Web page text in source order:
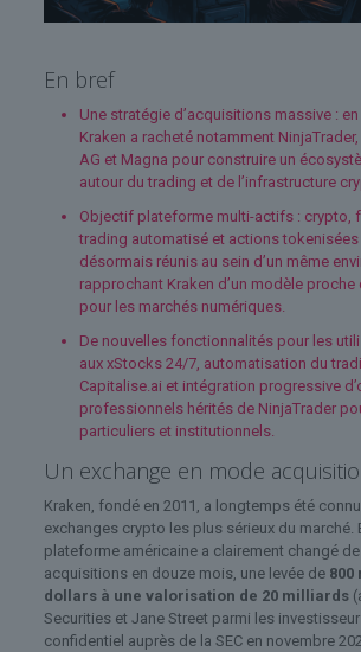
En bref
Une stratégie d’acquisitions massive :
Kraken a racheté notamment
AG et Magna pour construire un
autour du trading et de l’infrastructure
Objectif plateforme multi-actifs : crypto,
trading automatisé et actions
désormais réunis au sein d’un même
rapprochant Kraken d’un modèle
pour les marchés numériques.
De nouvelles fonctionnalités pour les
aux xStocks 24/7, automatisation du
Capitalise.ai et intégration progressive
professionnels hérités de NinjaTrader
particuliers et institutionnels.
Un exchange en mode
Kraken, fondé en 2011, a longtemps été
exchanges crypto les plus sérieux du marché.
plateforme américaine a clairement changé
acquisitions en douze mois, une levée de 800
dollars à une valorisation de 20 milliards
Securities et Jane Street parmi les
confidentiel auprès de la SEC en novembre